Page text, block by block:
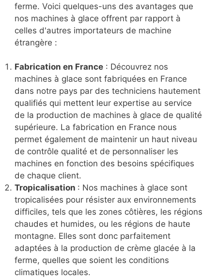
ferme. Voici quelques-uns des avantages que
nos machines à glace offrent par rapport à
celles d'autres importateurs de machine
étrangère :
Fabrication en France : Découvrez nos
machines à glace sont fabriquées en France
dans notre pays par des techniciens hautement
qualifiés qui mettent leur expertise au service
de la production de machines à glace de qualité
supérieure. La fabrication en France nous
permet également de maintenir un haut niveau
de contrôle qualité et de personnaliser les
machines en fonction des besoins spécifiques
de chaque client.
Tropicalisation : Nos machines à glace sont
tropicalisées pour résister aux environnements
difficiles, tels que les zones côtières, les régions
chaudes et humides, ou les régions de haute
montagne. Elles sont donc parfaitement
adaptées à la production de crème glacée à la
ferme, quelles que soient les conditions
climatiques locales.